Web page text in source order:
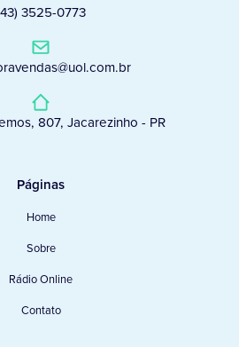
3525-0773
807, Jacarezinho - PR
Páginas
Home
Sobre
Rádio Online
Contato